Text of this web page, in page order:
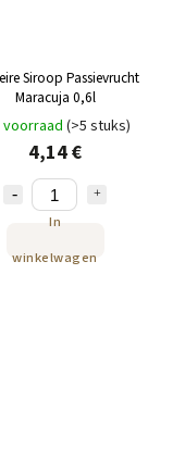
Siroop Passievrucht
Maracuja 0,6l
voorraad (>5 stuks)
4,14 €
In
winkelwagen